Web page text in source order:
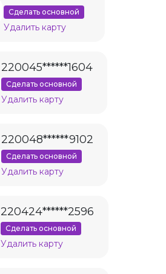
Сделать основной
Удалить карту
220045******1604
Сделать основной
Удалить карту
220048******9102
Сделать основной
Удалить карту
220424******2596
Сделать основной
Удалить карту